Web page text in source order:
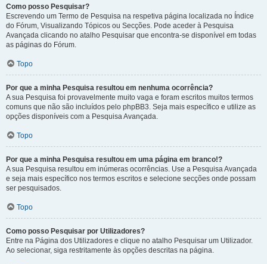
Como posso Pesquisar?
Escrevendo um Termo de Pesquisa na respetiva página localizada no Índice
do Fórum, Visualizando Tópicos ou Secções. Pode aceder à Pesquisa
Avançada clicando no atalho Pesquisar que encontra-se disponível em todas
as páginas do Fórum.
Topo
Por que a minha Pesquisa resultou em nenhuma ocorrência?
A sua Pesquisa foi provavelmente muito vaga e foram escritos muitos termos
comuns que não são incluídos pelo phpBB3. Seja mais específico e utilize as
opções disponíveis com a Pesquisa Avançada.
Topo
Por que a minha Pesquisa resultou em uma página em branco!?
A sua Pesquisa resultou em inúmeras ocorrências. Use a Pesquisa Avançada
e seja mais específico nos termos escritos e selecione secções onde possam
ser pesquisados.
Topo
Como posso Pesquisar por Utilizadores?
Entre na Página dos Utilizadores e clique no atalho Pesquisar um Utilizador.
Ao selecionar, siga restritamente às opções descritas na página.